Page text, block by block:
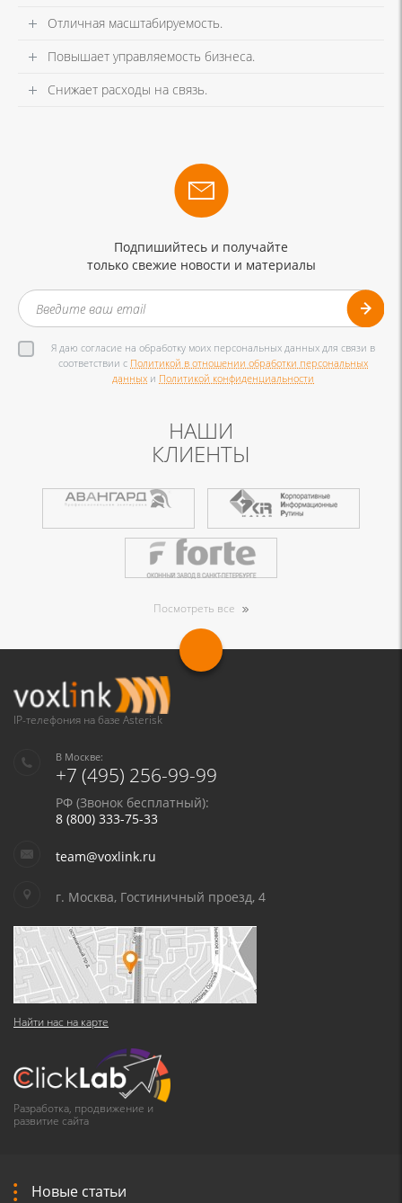
Отличная масштабируемость.
Повышает управляемость бизнеса.
Снижает расходы на связь.
Подпишийтесь и получайте
только свежие новости и материалы
Я даю согласие на обработку моих персональных данных для связи в
соответствии с Политикой в отношении обработки персональных
данных и Политикой конфиденциальности
НАШИ
КЛИЕНТЫ
Посмотреть все
IP-телефония на базе Asterisk
В Москве:
+7 (495) 256-99-99
РФ (Звонок бесплатный):
8 (800) 333-75-33
team@voxlink.ru
г. Москва, Гостиничный проезд, 4
Найти нас на карте
Разработка, продвижение и
развитие сайта
Новые статьи